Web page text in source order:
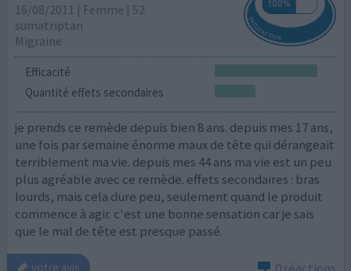
16/08/2011 | Femme | 52
sumatriptan
Migraine
Efficacité
Quantité effets secondaires
je prends ce remède depuis bien 8 ans. depuis mes 17 ans,
une fois par semaine énorme maux de tête qui dérangeait
terriblement ma vie. depuis mes 44 ans ma vie est un peu
plus agréable avec ce remède. effets secondaires : bras
lourds, mais cela dure peu, seulement quand le produit
commence à agir. c'est une bonne sensation car je sais
que le mal de tête est presque passé.
votre avis 0 réactions